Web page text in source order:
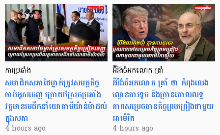
ការប្រឆាំង
សមាជិកសភាថៃម្នាក់ត្រូវសមត្ថកិច្ច
ចាប់អូសចេញ ក្រោយស្រែកប្រឆាំង
វត្តមានមេដឹកនាំយោធាមីយ៉ាន់ម៉ាដល់
ក្នុងសភា
4 hours ago
អ៊ីរ៉ង់ចំអកលោក ត្រាំ
អ៊ីរ៉ង់ចំអកលោក ត្រាំ ថា កំពុងលេង
ល្ខោនការទូត និងច្រានចោលលទ្ធ
ភាពសម្រេចបានកិច្ចព្រមព្រៀងជាមួយ
អាម៉េរិក
4 hours ago